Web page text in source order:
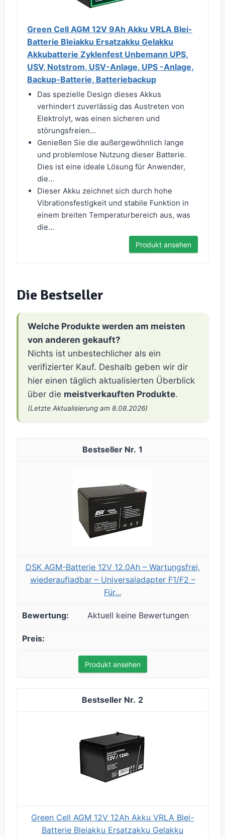
Green Cell AGM 12V 9Ah Akku VRLA Blei-
Batterie Bleiakku Ersatzakku Gelakku
Akkubatterie Zyklenfest Unbemann UPS,
USV, Notstrom, USV-Anlage, UPS -Anlage,
Backup-Batterie, Batteriebackup
Das spezielle Design dieses Akkus
verhindert zuverlässig das Austreten von
Elektrolyt, was einen sicheren und
störungsfreien...
Genießen Sie die außergewöhnlich lange
und problemlose Nutzung dieser Batterie.
Dies ist eine ideale Lösung für Anwender,
die...
Dieser Akku zeichnet sich durch hohe
Vibrationsfestigkeit und stabile Funktion in
einem breiten Temperaturbereich aus, was
die...
Produkt ansehen
Die Bestseller
Welche Produkte werden am meisten
von anderen gekauft?
Nichts ist unbestechlicher als ein
verifizierter Kauf. Deshalb geben wir dir
hier einen täglich aktualisierten Überblick
über die meistverkauften Produkte.
(Letzte Aktualisierung am 8.08.2026)
1
DSK AGM-Batterie 12V 12.0Ah – Wartungsfrei,
wiederaufladbar – Universaladapter F1/F2 –
Für...
Aktuell keine Bewertungen
Produkt ansehen
2
Green Cell AGM 12V 12Ah Akku VRLA Blei-
Batterie Bleiakku Ersatzakku Gelakku